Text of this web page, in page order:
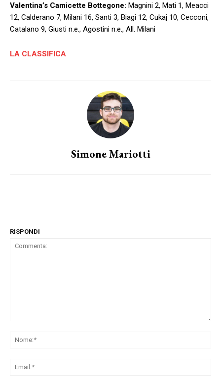
Valentina’s Camicette Bottegone: Magnini 2, Mati 1, Meacci
12, Calderano 7, Milani 16, Santi 3, Biagi 12, Cukaj 10, Cecconi,
Catalano 9, Giusti n.e., Agostini n.e., All. Milani
LA CLASSIFICA
Simone Mariotti
RISPONDI